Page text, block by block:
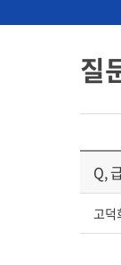
질
Q,
고덕